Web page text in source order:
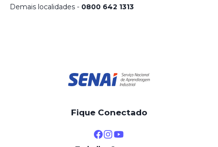
Demais localidades - 0800 642 1313
Fique Conectado